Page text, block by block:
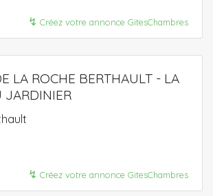
↯ Créez votre annonce GitesChambres
LA ROCHE BERTHAULT - LA
JARDINIER
↯ Créez votre annonce GitesChambres